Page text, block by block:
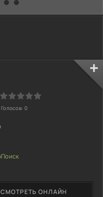
СМОТРЕТЬ ОНЛАЙН
Голосов: 0